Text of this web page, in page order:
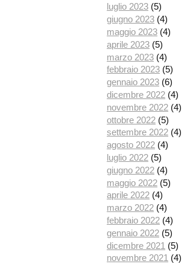
luglio 2023 (5)
giugno 2023 (4)
maggio 2023 (4)
aprile 2023 (5)
marzo 2023 (4)
febbraio 2023 (5)
gennaio 2023 (6)
dicembre 2022 (4)
novembre 2022 (4)
ottobre 2022 (5)
settembre 2022 (4)
agosto 2022 (4)
luglio 2022 (5)
giugno 2022 (4)
maggio 2022 (5)
aprile 2022 (4)
marzo 2022 (4)
febbraio 2022 (4)
gennaio 2022 (5)
dicembre 2021 (5)
novembre 2021 (4)